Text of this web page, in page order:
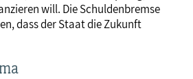
will. Die Schuldenbremse
dass der Staat die Zukunft